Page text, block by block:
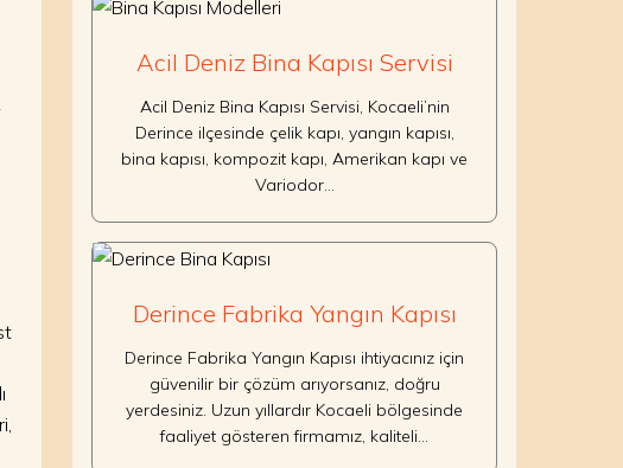
Acil Deniz Bina Kapısı Servisi
Acil Deniz Bina Kapısı Servisi, Kocaeli’nin
Derince ilçesinde çelik kapı, yangın kapısı,
bina kapısı, kompozit kapı, Amerikan kapı ve
Variodor…
Derince Fabrika Yangın Kapısı
Derince Fabrika Yangın Kapısı ihtiyacınız için
güvenilir bir çözüm arıyorsanız, doğru
yerdesiniz. Uzun yıllardır Kocaeli bölgesinde
faaliyet gösteren firmamız, kaliteli…